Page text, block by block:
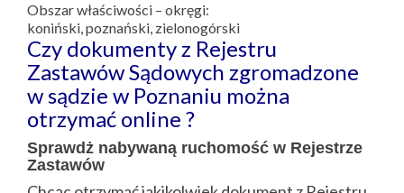
Obszar właściwości – okręgi:
koniński, poznański, zielonogórski
Czy dokumenty z Rejestru
Zastawów Sądowych zgromadzone
w sądzie w Poznaniu można
otrzymać online ?
Sprawdż nabywaną ruchomość w Rejestrze
Zastawów